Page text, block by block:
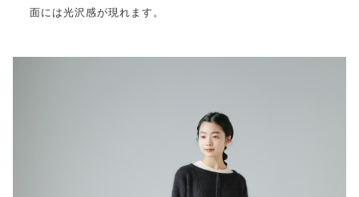
面には光沢感が現れます。